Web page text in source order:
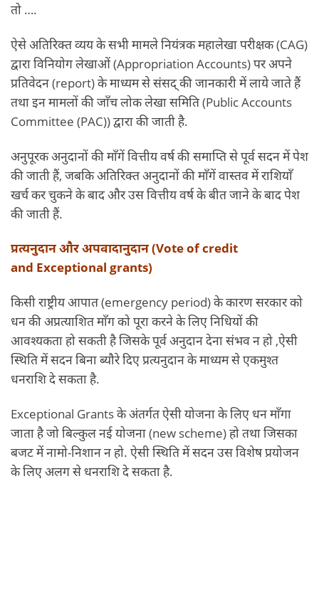
तो ….
ऐसे अतिरिक्त व्यय के सभी मामले नियंत्रक महालेखा परीक्षक (CAG)
द्वारा विनियोग लेखाओं (Appropriation Accounts) पर अपने
प्रतिवेदन (report) के माध्यम से संसद् की जानकारी में लाये जाते हैं
तथा इन मामलों की जाँच लोक लेखा समिति (Public Accounts
Committee (PAC)) द्वारा की जाती है.
अनुपूरक अनुदानों की माँगें वित्तीय वर्ष की समाप्ति से पूर्व सदन में पेश
की जाती हैं, जबकि अतिरिक्त अनुदानों की माँगें वास्तव में राशियाँ
खर्च कर चुकने के बाद और उस वित्तीय वर्ष के बीत जाने के बाद पेश
की जाती हैं.
प्रत्यनुदान और अपवादानुदान (Vote of credit
and Exceptional grants)
किसी राष्ट्रीय आपात (emergency period) के कारण सरकार को
धन की अप्रत्याशित माँग को पूरा करने के लिए निधियों की
आवश्यकता हो सकती है जिसके पूर्व अनुदान देना संभव न हो ,ऐसी
स्थिति में सदन बिना ब्यौरे दिए प्रत्यनुदान के माध्यम से एकमुश्त
धनराशि दे सकता है.
Exceptional Grants के अंतर्गत ऐसी योजना के लिए धन माँगा
जाता है जो बिल्कुल नई योजना (new scheme) हो तथा जिसका
बजट में नामो-निशान न हो. ऐसी स्थिति में सदन उस विशेष प्रयोजन
के लिए अलग से धनराशि दे सकता है.